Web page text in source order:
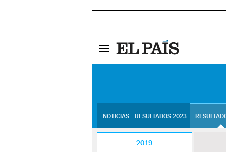
NOTICIAS RESULTADOS 2023
2019